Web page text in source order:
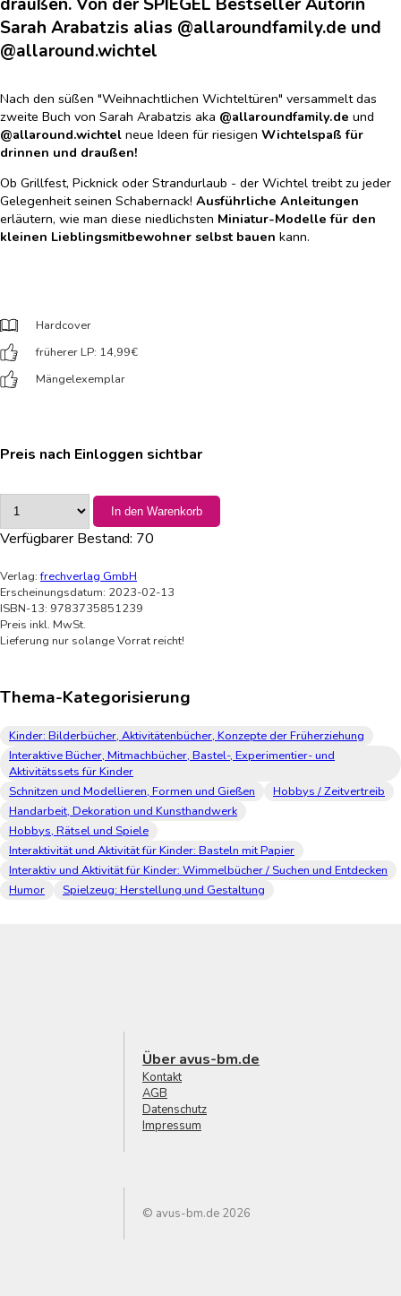
Sarah Arabatzis alias @allaroundfamily.de und
@allaround.wichtel
Nach den süßen "Weihnachtlichen Wichteltüren" versammelt das
zweite Buch von Sarah Arabatzis aka @allaroundfamily.de und
@allaround.wichtel neue Ideen für riesigen Wichtelspaß für
drinnen und draußen!
Ob Grillfest, Picknick oder Strandurlaub - der Wichtel treibt zu jeder
Gelegenheit seinen Schabernack! Ausführliche Anleitungen
erläutern, wie man diese niedlichsten Miniatur-Modelle für den
kleinen Lieblingsmitbewohner selbst bauen kann.
Hardcover
früherer LP: 14,99€
Mängelexemplar
Preis nach Einloggen sichtbar
In den Warenkorb
Verfügbarer Bestand: 70
Verlag:frechverlag GmbH
Erscheinungsdatum: 2023-02-13
ISBN-13: 9783735851239
Preis inkl. MwSt.
Lieferung nur solange Vorrat reicht!
Thema-Kategorisierung
Kinder: Bilderbücher, Aktivitätenbücher, Konzepte der Früherziehung
Interaktive Bücher, Mitmachbücher, Bastel-, Experimentier- und
Aktivitätssets für Kinder
Schnitzen und Modellieren, Formen und Gießen
Hobbys / Zeitvertreib
Handarbeit, Dekoration und Kunsthandwerk
Hobbys, Rätsel und Spiele
Interaktivität und Aktivität für Kinder: Basteln mit Papier
Interaktiv und Aktivität für Kinder: Wimmelbücher / Suchen und Entdecken
Humor
Spielzeug: Herstellung und Gestaltung
Über avus-bm.de
Kontakt
AGB
Datenschutz
Impressum
© avus-bm.de 2026